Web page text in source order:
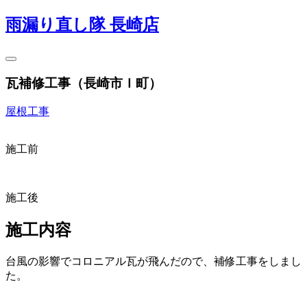
雨漏り直し隊 長崎店
瓦補修工事（長崎市Ｉ町）
屋根工事
施工前
施工後
施工内容
台風の影響でコロニアル瓦が飛んだので、補修工事をしまし
た。